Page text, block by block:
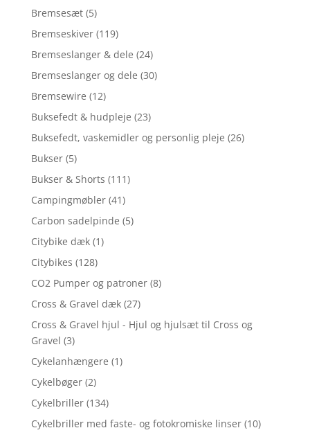
Bremsesæt (5)
Bremseskiver (119)
Bremseslanger & dele (24)
Bremseslanger og dele (30)
Bremsewire (12)
Buksefedt & hudpleje (23)
Buksefedt, vaskemidler og personlig pleje (26)
Bukser (5)
Bukser & Shorts (111)
Campingmøbler (41)
Carbon sadelpinde (5)
Citybike dæk (1)
Citybikes (128)
CO2 Pumper og patroner (8)
Cross & Gravel dæk (27)
Cross & Gravel hjul - Hjul og hjulsæt til Cross og
Gravel (3)
Cykelanhængere (1)
Cykelbøger (2)
Cykelbriller (134)
Cykelbriller med faste- og fotokromiske linser (10)